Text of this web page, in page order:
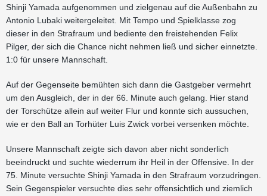
Shinji Yamada aufgenommen und zielgenau auf die Außenbahn zu
Antonio Lubaki weitergeleitet. Mit Tempo und Spielklasse zog
dieser in den Strafraum und bediente den freistehenden Felix
Pilger, der sich die Chance nicht nehmen ließ und sicher einnetzte.
1:0 für unsere Mannschaft.
Auf der Gegenseite bemühten sich dann die Gastgeber vermehrt
um den Ausgleich, der in der 66. Minute auch gelang. Hier stand
der Torschütze allein auf weiter Flur und konnte sich aussuchen,
wie er den Ball an Torhüter Luis Zwick vorbei versenken möchte.
Unsere Mannschaft zeigte sich davon aber nicht sonderlich
beeindruckt und suchte wiederrum ihr Heil in der Offensive. In der
75. Minute versuchte Shinji Yamada in den Strafraum vorzudringen.
Sein Gegenspieler versuchte dies sehr offensichtlich und ziemlich